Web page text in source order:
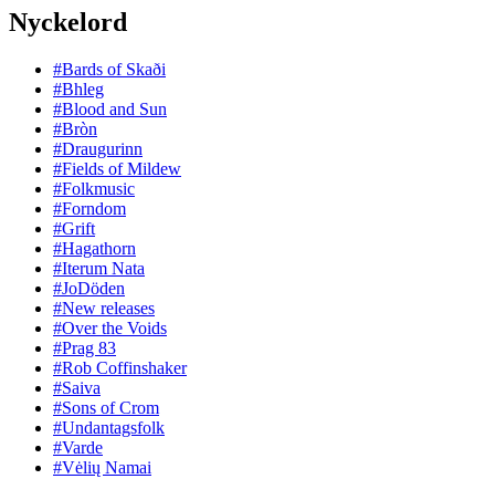
Nyckelord
#Bards of Skaði
#Bhleg
#Blood and Sun
#Bròn
#Draugurinn
#Fields of Mildew
#Folkmusic
#Forndom
#Grift
#Hagathorn
#Iterum Nata
#JoDöden
#New releases
#Over the Voids
#Prag 83
#Rob Coffinshaker
#Saiva
#Sons of Crom
#Undantagsfolk
#Varde
#Vėlių Namai